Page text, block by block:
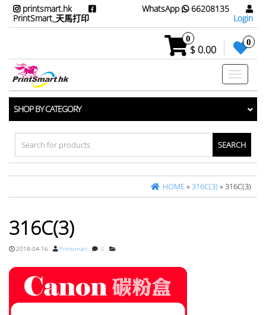
printsmart.hk
PrintSmart_天馬打印
WhatsApp
66208135
Login
0
$ 0.00
0
Toggle
SHOP BY CATEGORY
Search
for:
HOME» 316C(3) » 316C(3)
316C(3)
2018-04-16 Printsmart 0